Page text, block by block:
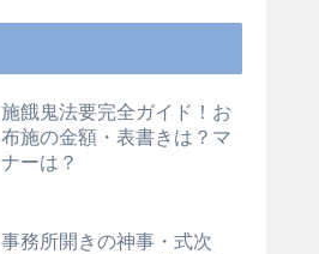
施餓鬼法要完全ガイド！お
布施の金額・表書きは？マ
ナーは？
事務所開きの神事・式次